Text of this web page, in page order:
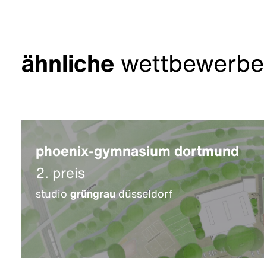
ähnliche wettbewerbe
phoenix-gymnasium dortmund
2. preis
studio grüngraudüsseldorf